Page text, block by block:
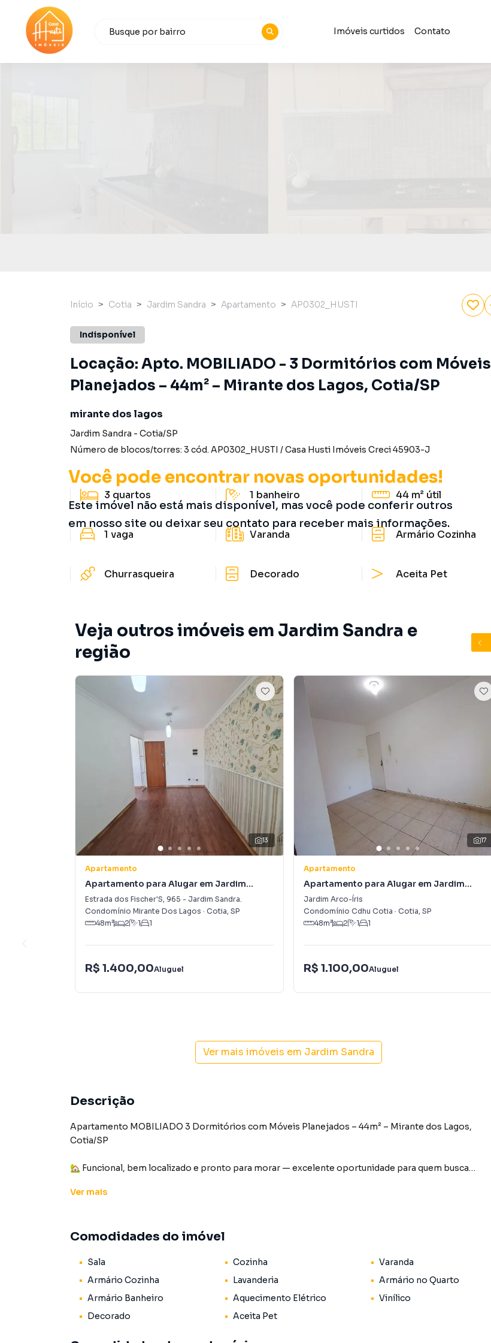
Imóveis curtidos Contato
Você pode encontrar novas oportunidades!
Este imóvel não está mais disponível, mas você pode conferir outros
em nosso site ou deixar seu contato para receber mais informações.
Início Cotia Jardim Sandra Apartamento AP0302_HUSTI
Indisponível
Locação: Apto. MOBILIADO - 3 Dormitórios com Móveis
Planejados – 44m² – Mirante dos Lagos, Cotia/SP
mirante dos lagos
Jardim Sandra - Cotia/SP
Número de blocos/torres: 3 cód. AP0302_HUSTI /Casa Husti Imóveis Creci45903-J
3 quartos 1 banheiro 44 m² útil
1 vaga Varanda Armário Cozinha
Churrasqueira Decorado Aceita Pet
Veja outros imóveis em Jardim Sandra e
região
13
Apartamento
Apartamento para Alugar em Jardim
Sandra.
Estrada dos Fischer'S, 965 - Jardim Sandra.
Condomínio Mirante Dos Lagos · Cotia, SP
48m² 2 1 1
R$ 1.400,00Aluguel
17
Apartamento
Apartamento para Alugar em Jardim
Arco-Íris
Jardim Arco-Íris
Condomínio Cdhu Cotia · Cotia, SP
48m² 2 1 1
R$ 1.100,00Aluguel
Ver mais imóveis em Jardim Sandra
Descrição
Apartamento MOBILIADO 3 Dormitórios com Móveis Planejados – 44m² – Mirante dos Lagos,
Cotia/SP
🏡 Funcional, bem localizado e pronto para morar — excelente oportunidade para quem busca
📏 Área: 44m²
🆓 Imóvel desocupado – pronto para morar
✔ 3 dormitórios
✔ Cozinha
Ver mais
Comodidades do imóvel
Sala Cozinha
Varanda
Armário Cozinha
Lavanderia
Armário no Quarto
Armário Banheiro
Aquecimento Elétrico
Vinílico
Decorado
Aceita Pet